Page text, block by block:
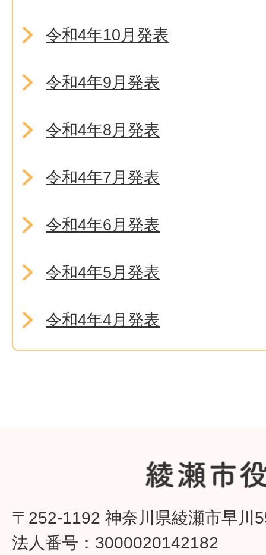
令和4年10月発表
令和4年9月発表
令和4年8月発表
令和4年7月発表
令和4年6月発表
令和4年5月発表
令和4年4月発表
〒252-1192 神奈川県綾瀬市早川
法人番号：3000020142182